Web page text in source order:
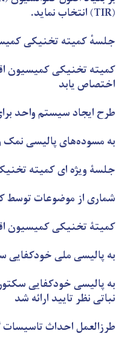
(TIR) انتخاب نماید.
جلسهٔ کمیته تخنیکی
اختصاص یابد
طرح ایجاد سیستم واحد
به مسوده‌های پالیسی نمک
جلسۀ ویژه ای کمیته
شماری از موضوعات توسط
کمیتۀ تخنیکی کمیسیون
به پالیسی ملی خودکفایی
به پالیسی خودکفایی
نباتی نظر تایید ارائه شد
طرزالعمل احداث تاسیسات